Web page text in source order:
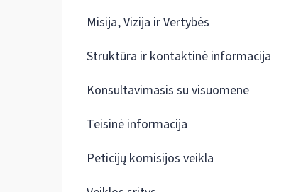
Misija, Vizija ir Vertybės
Struktūra ir kontaktinė informacija
Konsultavimasis su visuomene
Teisinė informacija
Peticijų komisijos veikla